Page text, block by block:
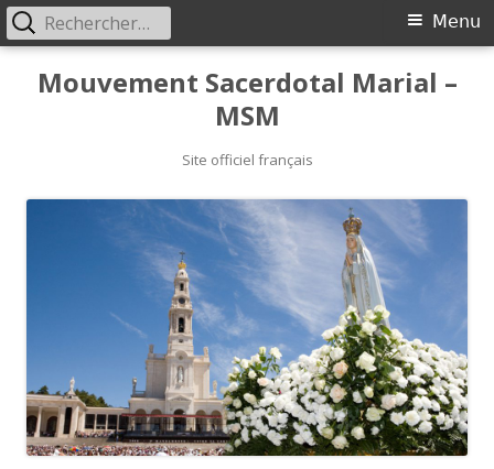
Mouvement Sacerdotal Marial –
MSM
Site officiel français
Primary
Menu
Menu
Rechercher :